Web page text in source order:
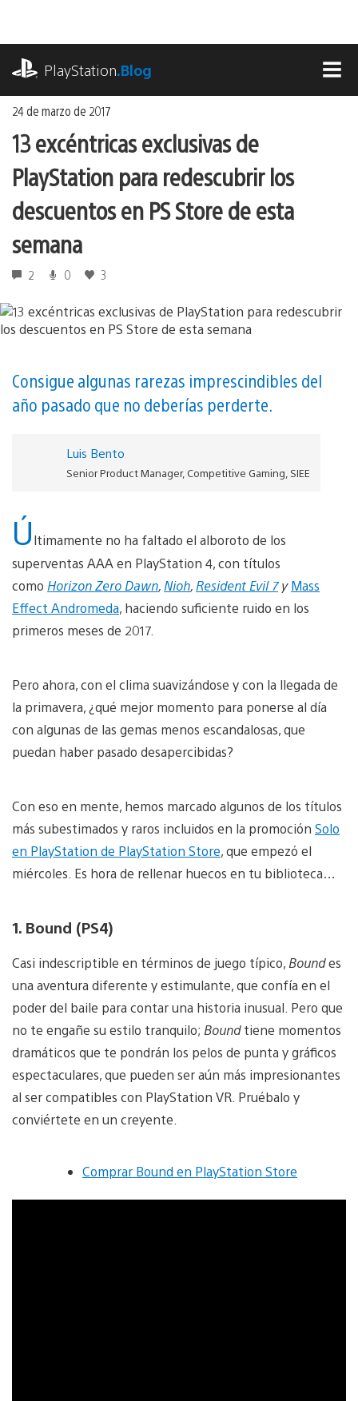
contenido
PlayStation.Blog
24 de marzo de 2017
13 excéntricas exclusivas de
PlayStation para redescubrir los
descuentos en PS Store de esta
semana
2 0 3
Consigue algunas rarezas imprescindibles del
año pasado que no deberías perderte.
Luis Bento
Senior Product Manager, Competitive Gaming, SIEE
Últimamente no ha faltado el alboroto de los
superventas AAA en PlayStation 4, con títulos
como Horizon Zero Dawn, Nioh, Resident Evil 7yMass
Effect Andromeda, haciendo suficiente ruido en los
primeros meses de 2017.
Pero ahora, con el clima suavizándose y con la llegada de
la primavera, ¿qué mejor momento para ponerse al día
con algunas de las gemas menos escandalosas, que
puedan haber pasado desapercibidas?
Con eso en mente, hemos marcado algunos de los títulos
más subestimados y raros incluidos en la promoción Solo
en PlayStation de PlayStation Store, que empezó el
miércoles. Es hora de rellenar huecos en tu biblioteca…
1. Bound (PS4)
Casi indescriptible en términos de juego típico,Boundes
una aventura diferente y estimulante, que confía en el
poder del baile para contar una historia inusual. Pero que
no te engañe su estilo tranquilo; Boundtiene momentos
dramáticos que te pondrán los pelos de punta y gráficos
espectaculares, que pueden ser aún más impresionantes
al ser compatibles con PlayStation VR. Pruébalo y
conviértete en un creyente.
Comprar Bound en PlayStation Store